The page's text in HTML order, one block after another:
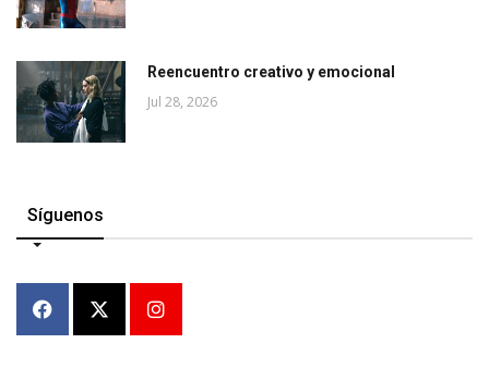
Reencuentro creativo y emocional
Jul 28, 2026
Síguenos